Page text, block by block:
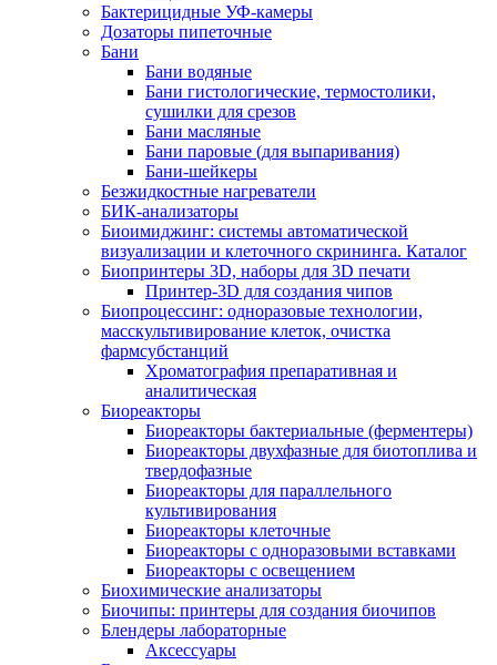
Бактерицидные УФ-камеры
Дозаторы пипеточные
Бани
Бани водяные
Бани гистологические, термостолики,
сушилки для срезов
Бани масляные
Бани паровые (для выпаривания)
Бани-шейкеры
Безжидкостные нагреватели
БИК-анализаторы
Биоимиджинг: системы автоматической
визуализации и клеточного скрининга. Каталог
Биопринтеры 3D, наборы для 3D печати
Принтер-3D для создания чипов
Биопроцессинг: одноразовые технологии,
масскультивирование клеток, очистка
фармсубстанций
Хроматография препаративная и
аналитическая
Биореакторы
Биореакторы бактериальные (ферментеры)
Биореакторы двухфазные для биотоплива и
твердофазные
Биореакторы для параллельного
культивирования
Биореакторы клеточные
Биореакторы с одноразовыми вставками
Биореакторы с освещением
Биохимические анализаторы
Биочипы: принтеры для создания биочипов
Блендеры лабораторные
Аксессуары